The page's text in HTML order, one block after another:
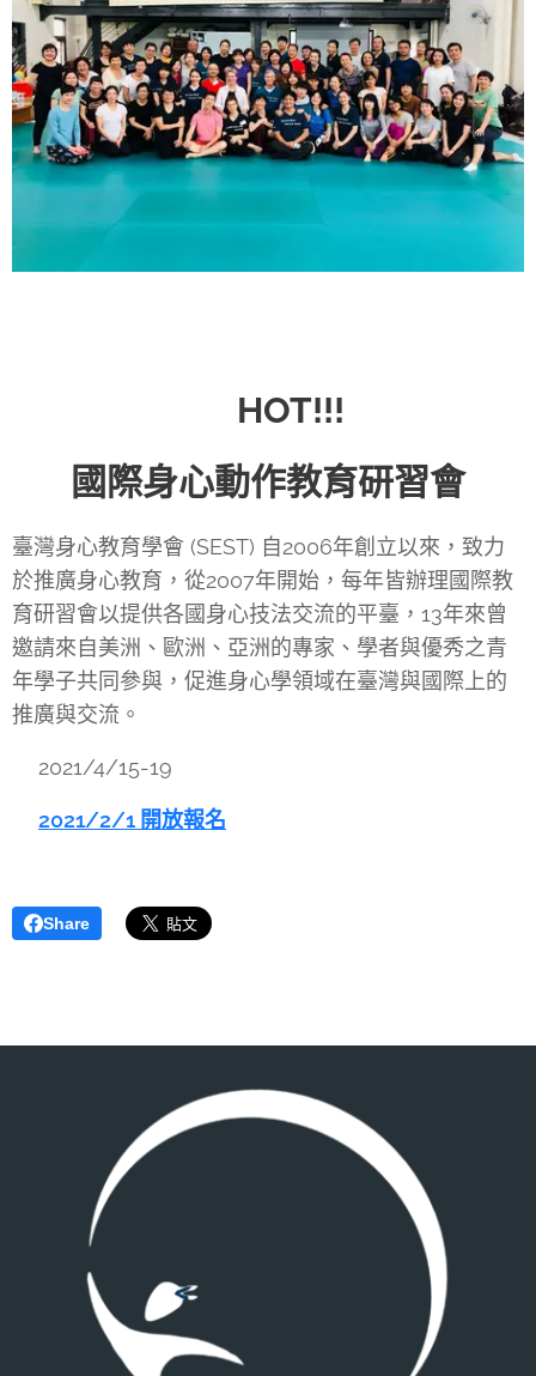
HOT!!!
🌏國際身心動作教育研習會🌎
臺灣身心教育學會 (SEST) 自2006年創立以來，致力
於推廣身心教育，從2007年開始，每年皆辦理國際教
育研習會以提供各國身心技法交流的平臺，13年來曾
邀請來自美洲、歐洲、亞洲的專家、學者與優秀之青
年學子共同參與，促進身心學領域在臺灣與國際上的
推廣與交流。
📅2021/4/15-19
2021/2/1 開放報名
Share